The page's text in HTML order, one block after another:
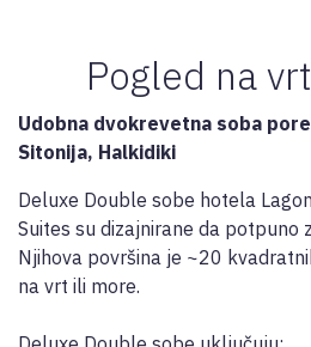
Pogled na
Udobna dvokrevetna soba
Sitonija, Halkidiki
Deluxe Double sobe hotela
Suites su dizajnirane da potpuno
Njihova površina je ~20
na vrt ili more.